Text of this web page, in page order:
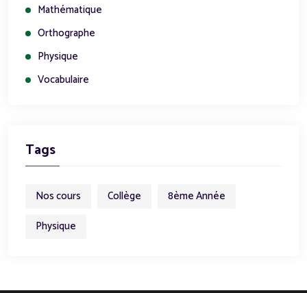
Mathématique
Orthographe
Physique
Vocabulaire
Tags
Nos cours Collège
8ème Année
Physique